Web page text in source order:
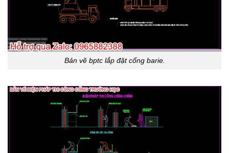
Bản vẽ bptc lắp đặt cổng barie.